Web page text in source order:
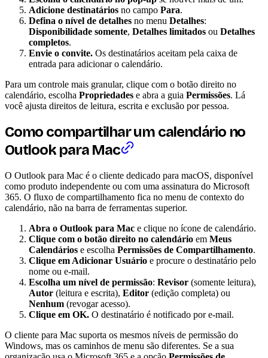
Adicione destinatários no campo Para.
Defina o nível de detalhes no menu Detalhes:
Disponibilidade somente, Detalhes limitados ou Detalhes
completos.
Envie o convite. Os destinatários aceitam pela caixa de
entrada para adicionar o calendário.
Para um controle mais granular, clique com o botão direito no
calendário, escolha Propriedades e abra a guia Permissões. Lá
você ajusta direitos de leitura, escrita e exclusão por pessoa.
Como compartilhar um calendário no
Outlook para Mac
O Outlook para Mac é o cliente dedicado para macOS, disponível
como produto independente ou com uma assinatura do Microsoft
365. O fluxo de compartilhamento fica no menu de contexto do
calendário, não na barra de ferramentas superior.
Abra o Outlook para Mac e clique no ícone de calendário.
Clique com o botão direito no calendário em Meus
Calendários e escolha Permissões de Compartilhamento.
Clique em Adicionar Usuário e procure o destinatário pelo
nome ou e-mail.
Escolha um nível de permissão: Revisor (somente leitura),
Autor (leitura e escrita), Editor (edição completa) ou
Nenhum (revogar acesso).
Clique em OK. O destinatário é notificado por e-mail.
O cliente para Mac suporta os mesmos níveis de permissão do
Windows, mas os caminhos de menu são diferentes. Se a sua